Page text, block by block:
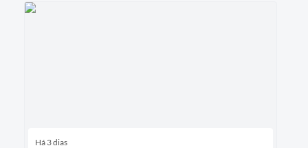
Há 3 dias